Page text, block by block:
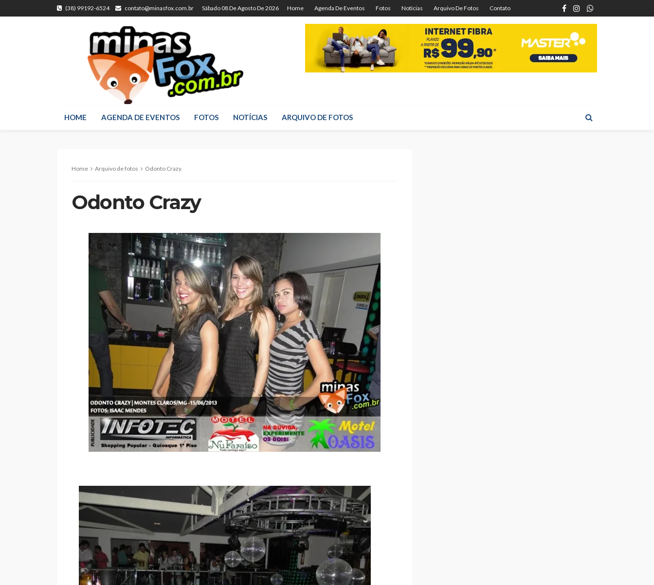
(38) 99192-6524 contato@minasfox.com.br Sábado 08 De Agosto De 2026 Home Agenda De Eventos Fotos Notícias Arquivo De Fotos Contato
HOME AGENDA DE EVENTOS FOTOS NOTÍCIAS ARQUIVO DE FOTOS
Home Arquivo de fotos Odonto Crazy
Odonto Crazy